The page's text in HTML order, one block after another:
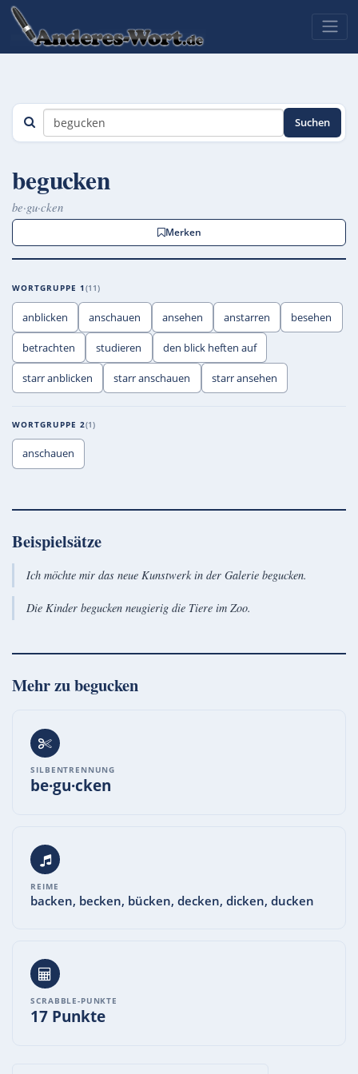
Suchen
begucken
be·gu·cken
Merken
WORTGRUPPE 1 11
anblicken anschauen ansehen anstarren besehen
betrachten studieren den blick heften auf
starr anblicken starr anschauen starr ansehen
WORTGRUPPE 2 1
anschauen
Beispielsätze
Ich möchte mir das neue Kunstwerk in der Galerie begucken.
Die Kinder begucken neugierig die Tiere im Zoo.
Mehr zubegucken
SILBENTRENNUNG
be·gu·cken
REIME
backen, becken, bücken, decken, dicken, ducken
SCRABBLE-PUNKTE
17 Punkte